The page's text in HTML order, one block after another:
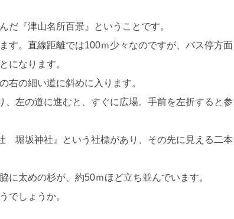
だ『津山名所百景』ということです。
す。直線距離では100ｍ少々なのですが、バス停方面
になります。
右の細い道に斜めに入ります。
、左の道に進むと、すぐに広場。手前を左折すると参
堀坂神社』という社標があり、その先に見える二本
に太めの杉が、約50ｍほど立ち並んでいます。
でしょうか。